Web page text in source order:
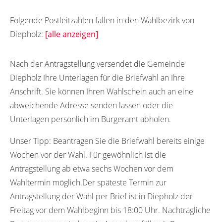
Folgende Postleitzahlen fallen in den Wahlbezirk von
Diepholz: [alle anzeigen]
49345 49346 49347 49348
Nach der Antragstellung versendet die Gemeinde
Diepholz Ihre Unterlagen für die Briefwahl an Ihre
Anschrift. Sie können Ihren Wahlschein auch an eine
abweichende Adresse senden lassen oder die
Unterlagen persönlich im Bürgeramt abholen.
Unser Tipp: Beantragen Sie die Briefwahl bereits einige
Wochen vor der Wahl. Für gewöhnlich ist die
Antragstellung ab etwa sechs Wochen vor dem
Wahltermin möglich.Der späteste Termin zur
Antragstellung der Wahl per Brief ist in Diepholz der
Freitag vor dem Wahlbeginn bis 18:00 Uhr. Nachträgliche